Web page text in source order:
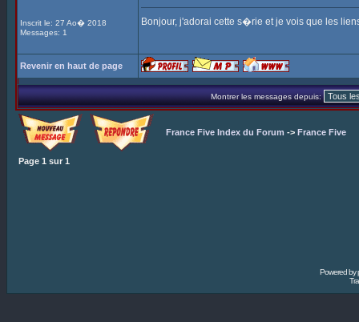
Inscrit le: 27 Ao� 2018
Messages: 1
Bonjour, j'adorai cette s�rie et je vois que les
Revenir en haut de page
Montrer les messages depuis:
France Five Index du Forum -> France Five
Page 1 sur 1
Powered by